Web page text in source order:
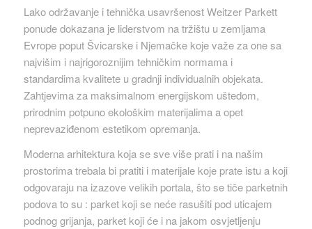
Lako održavanje i tehnička usavršenost Weitzer Parkett
ponude dokazana je liderstvom na tržištu u zemljama
Evrope poput Švicarske i Njemačke koje važe za one sa
najvišim i najrigoroznijim tehničkim normama i
standardima kvalitete u gradnji individualnih objekata.
Zahtjevima za maksimalnom energijskom uštedom,
prirodnim potpuno ekološkim materijalima a opet
neprevaziđenom estetikom opremanja.
Moderna arhitektura koja se sve više prati i na našim
prostorima trebala bi pratiti i materijale koje prate istu a koji
odgovaraju na izazove velikih portala, što se tiče parketnih
podova to su : parket koji se neće rasušiti pod uticajem
podnog grijanja, parket koji će i na jakom osvjetljenju